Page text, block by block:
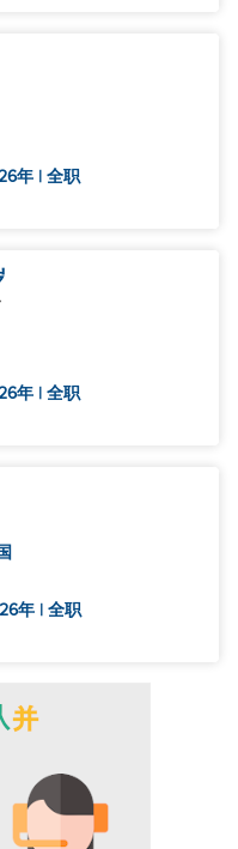
年 | 全职
年 | 全职
年 | 全职